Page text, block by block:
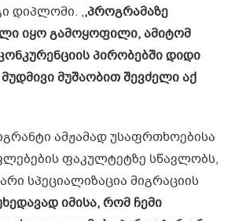
დიპლომი. ,,პროგრამაზე
იყო გამოყოფილი, ამიტომ
პირობებში დიდი
მუშაობით შევძელი აქ
ამჟამად უსაფრთხოებისა
ფაკულტეტზე სწავლობს,
სპეციალიზაცია მიგრაციის
იმისა, რომ ჩემი